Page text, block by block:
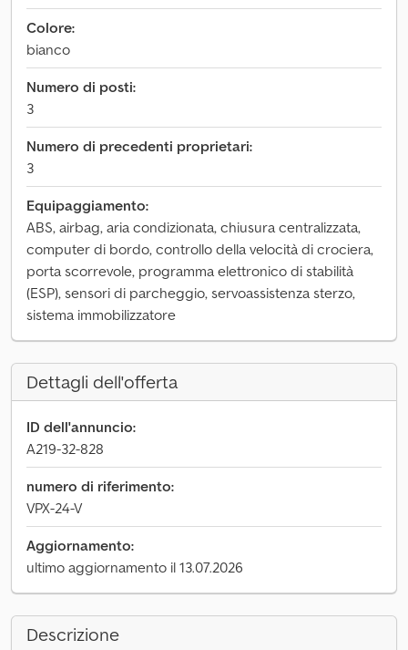
Colore:
bianco
Numero di posti:
3
Numero di precedenti proprietari:
3
Equipaggiamento:
ABS, airbag, aria condizionata, chiusura centralizzata,
computer di bordo, controllo della velocità di crociera,
porta scorrevole, programma elettronico di stabilità
(ESP), sensori di parcheggio, servoassistenza sterzo,
sistema immobilizzatore
Dettagli dell'offerta
ID dell'annuncio:
A219-32-828
numero di riferimento:
VPX-24-V
Aggiornamento:
ultimo aggiornamento il 13.07.2026
Descrizione